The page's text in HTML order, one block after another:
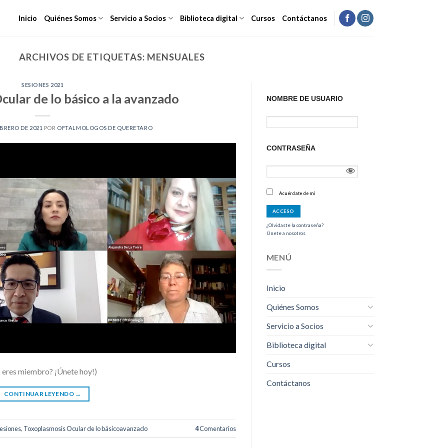
Inicio Quiénes Somos Servicio a Socios Biblioteca digital Cursos Contáctanos
ARCHIVOS DE ETIQUETAS: MENSUALES
SESIONES 2021
de lo básico a la avanzado
DE 2021 POR OFTALMOLOGOS DE QUERETARO
miembro? ¡Únete hoy!)
CONTINUAR LEYENDO →
, Toxoplasmosis Ocular de lo básicoavanzado 4Comentarios
NOMBRE DE USUARIO
CONTRASEÑA
Acuérdate de mí
¿Olvidaste la contraseña?
Únete a nosotros
MENÚ
Inicio
Quiénes Somos
Servicio a Socios
Biblioteca digital
Cursos
Contáctanos